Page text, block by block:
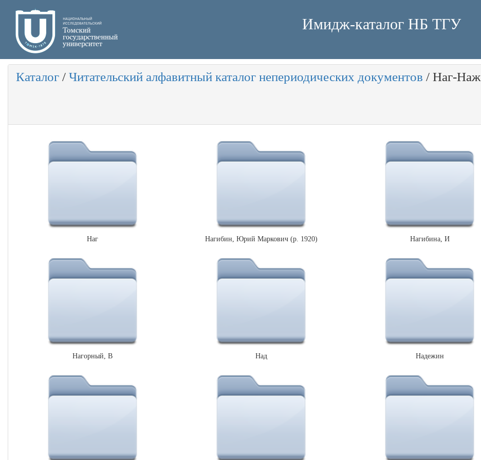
Имидж-каталог НБ ТГУ
Каталог / Читательский алфавитный каталог непериодических документов / Наг-Наж
Наг Нагибин, Юрий Маркович (р. 1920) Нагибина, И
Нагорный, В Над Надежин